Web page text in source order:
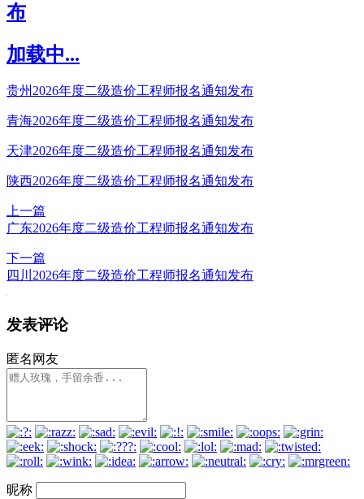
布
加载中...
贵州2026年度二级造价工程师报名通知发布
青海2026年度二级造价工程师报名通知发布
天津2026年度二级造价工程师报名通知发布
陕西2026年度二级造价工程师报名通知发布
上一篇
广东2026年度二级造价工程师报名通知发布
下一篇
四川2026年度二级造价工程师报名通知发布
发表评论
匿名网友
昵称